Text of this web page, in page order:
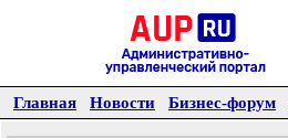
Главная Новости Бизнес-форум